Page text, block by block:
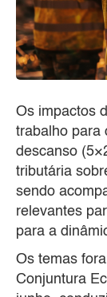
Os impactos
trabalho para
descanso
tributária
sendo
relevantes
para a
Os temas
Conjuntura